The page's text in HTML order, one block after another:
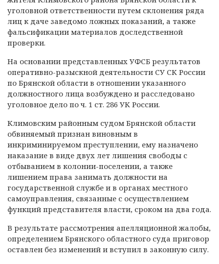
уголовной ответственности путем склонения ряда
лиц к даче заведомо ложных показаний, а также
фальсификации материалов доследственной
проверки.
На основании представленных УФСБ результатов
оперативно-разыскной деятельности СУ СК России
по Брянской области в отношении указанного
должностного лица возбуждено и расследовано
уголовное дело по ч. 1 ст. 286 УК России.
Климовским районным судом Брянской области
обвиняемый признан виновным в
инкриминируемом преступлении, ему назначено
наказание в виде двух лет лишения свободы с
отбыванием в колонии-поселении, а также
лишением права занимать должности на
государственной службе и в органах местного
самоуправления, связанные с осуществлением
функций представителя власти, сроком на два года.
В результате рассмотрения апелляционной жалобы,
определением Брянского областного суда приговор
оставлен без изменений и вступил в законную силу.